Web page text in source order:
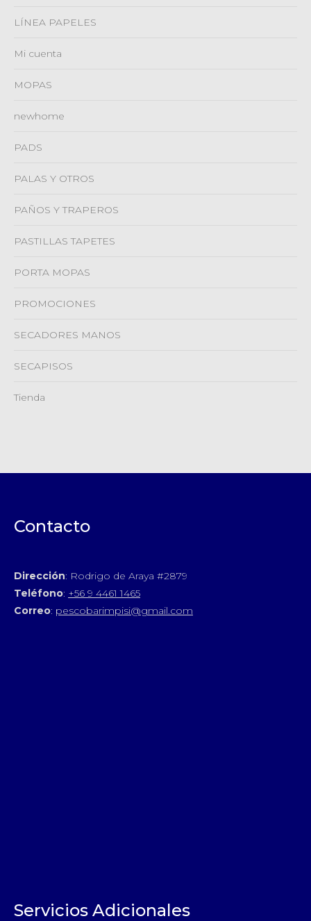
LÍNEA PAPELES
Mi cuenta
MOPAS
newhome
PADS
PALAS Y OTROS
PAÑOS Y TRAPEROS
PASTILLAS TAPETES
PORTA MOPAS
PROMOCIONES
SECADORES MANOS
SECAPISOS
Tienda
Contacto
Dirección: Rodrigo de Araya #2879
Teléfono: +56 9 4461 1465
Correo: pescobarimpisi@gmail.com
Servicios Adicionales